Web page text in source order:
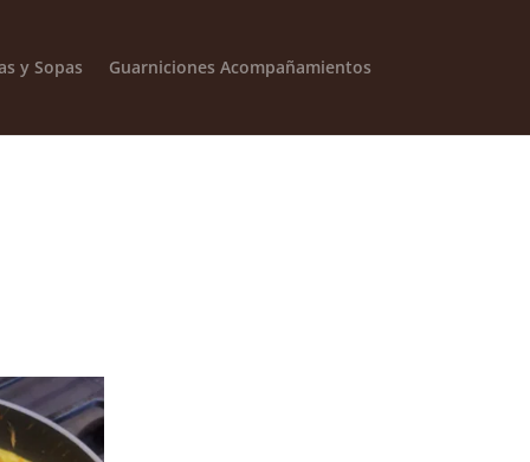
y Sopas Guarniciones Acompañamientos